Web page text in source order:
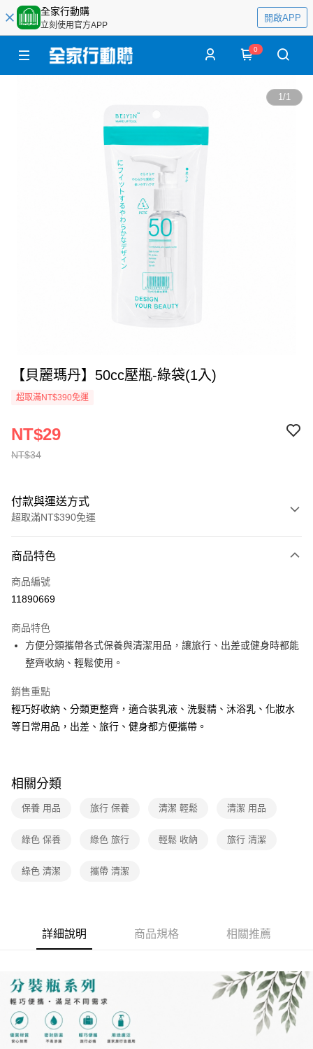
全家行動購
立刻使用官方APP
開啟APP
0
1/1
【貝麗瑪丹】50cc壓瓶-綠袋(1入)
超取滿NT$390免運
NT$34
NT$29
付款與運送方式
超取滿NT$390免運
全家線上支付
超商取貨付款
運送方式
全家取貨付款
每筆NT$40，滿NT$390(含以上)免運費
常溫-付款後全家取貨
每筆NT$40，滿NT$390(含以上)免運費
商品特色
商品編號
11890669
商品特色
方便分類攜帶各式保養與清潔用品，讓旅行、出差或健身時都能
整齊收納、輕鬆使用。
銷售重點
輕巧好收納、分類更整齊，適合裝乳液、洗髮精、沐浴乳、化妝水
等日常用品，出差、旅行、健身都方便攜帶。
相關分類
保養 用品 旅行 保養 清潔 輕鬆 清潔 用品
綠色 保養 綠色 旅行 輕鬆 收納 旅行 清潔
綠色 清潔 攜帶 清潔
詳細說明 商品規格 相關推薦